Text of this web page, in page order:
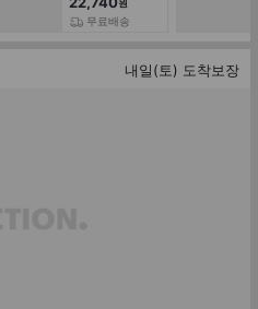
원
무료배송
내일(토) 도착보장